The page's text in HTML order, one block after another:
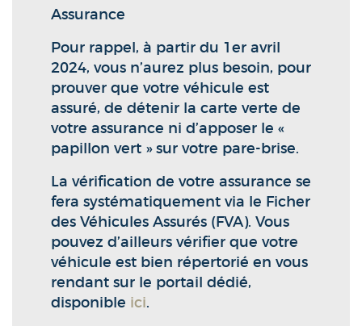
Assurance
Pour rappel, à partir du 1er avril
2024, vous n’aurez plus besoin, pour
prouver que votre véhicule est
assuré, de détenir la carte verte de
votre assurance ni d’apposer le «
papillon vert » sur votre pare-brise.
La vérification de votre assurance se
fera systématiquement via le Ficher
des Véhicules Assurés (FVA). Vous
pouvez d’ailleurs vérifier que votre
véhicule est bien répertorié en vous
rendant sur le portail dédié,
disponible ici.